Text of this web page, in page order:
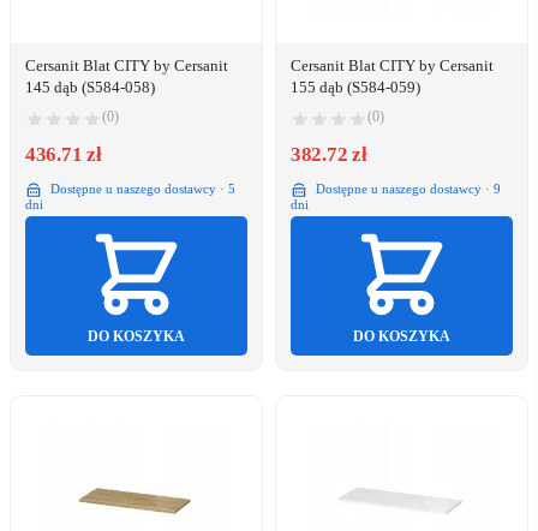
Cersanit Blat CITY by Cersanit
145 dąb (S584-058)
(0)
436.71 zł
Dostępne u naszego dostawcy · 5
dni
DO KOSZYKA
Cersanit Blat CITY by Cersanit
155 dąb (S584-059)
(0)
382.72 zł
Dostępne u naszego dostawcy · 9
dni
DO KOSZYKA